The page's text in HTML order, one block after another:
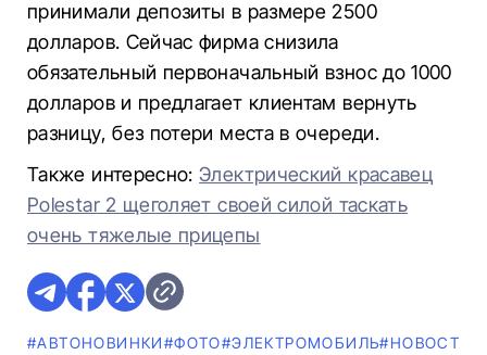
принимали депозиты в размере 2500
долларов. Сейчас фирма снизила
обязательный первоначальный взнос до 1000
долларов и предлагает клиентам вернуть
разницу, без потери места в очереди.
Также интересно:Электрический красавец
Polestar 2 щеголяет своей силой таскать
очень тяжелые прицепы
#AВТОНОВИНКИ#ФОТО#ЭЛЕКТРОМОБИЛЬ#НОВОСТИ